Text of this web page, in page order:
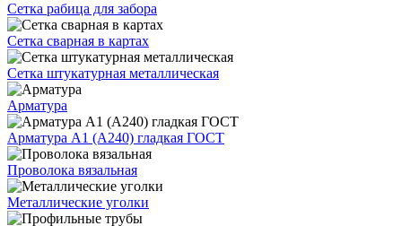
Сетка рабица для забора
Сетка сварная в картах
Сетка штукатурная металлическая
Арматура
Арматура А1 (А240) гладкая ГОСТ
Проволока вязальная
Металлические уголки